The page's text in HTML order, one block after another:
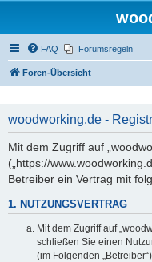
FAQ Forumsregeln
Foren-Übersicht
woodworking.de -
Mit dem Zugriff auf
(„https://
Betreiber ein Vertrag mit
1. NUTZUNGSVERTRAG
Mit dem Zugriff auf
schließen Sie einen
(im Folgenden